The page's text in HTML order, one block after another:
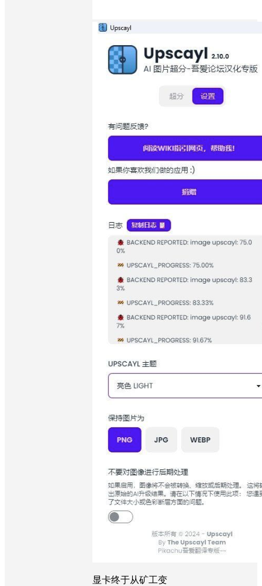
显卡终于从矿工变